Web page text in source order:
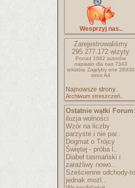
Wesprzyj nas..
Zarejestrowaliśmy
295.277.172 wizyty
Ponad 1062 autorów
napisało dla nas 7343
tekstów. Zajęłyby one 28930
stron A4
Najnowsze strony..
Archiwum streszczeń..
Ostatnie wątki Forum:
iluzja wolności
Wzór na liczby
parzyste i nie par..
Dogmat o Trójcy
Świętej - próba l..
Diabeł tasmański i
zaraźliwy nowo..
Sześcienne odchody-to
jednak możl..